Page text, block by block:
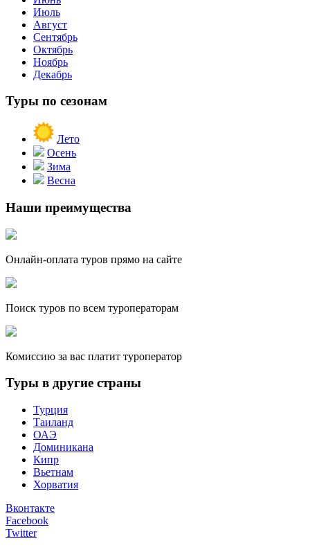
Июль
Август
Сентябрь
Октябрь
Ноябрь
Декабрь
Туры по сезонам
Лето
Осень
Зима
Весна
Наши преимущества
Онлайн-оплата туров прямо на сайте
Поиск туров по всем туроператорам
Комиссию за вас платит туроператор
Туры в другие страны
Турция
Таиланд
ОАЭ
Доминикана
Кипр
Вьетнам
Хорватия
Вконтакте
Facebook
Twitter